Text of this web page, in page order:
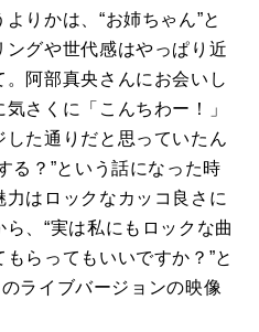
りかは、“お姉ちゃん”と
グや世代感はやっぱり近
阿部真央さんにお会いし
さくに「こんちわー！」
た通りだと思っていたん
る？”という話になった時
はロックなカッコ良さに
、“実は私にもロックな曲
らってもいいですか？”と
のライブバージョンの映像